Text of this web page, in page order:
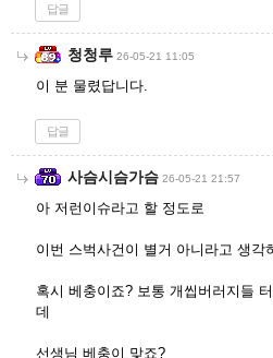
답글
청청루 26-05-21 11:05
이 분 물렸답니다.
답글
사슴시슴가슴 26-05-21 21:57
아 저런이슈라고 할 정도로
이번 스벅사건이 별거 아니라고 생각
혹시 베충이죠? 보통 개씹버러지들
데
선생님 베충이 맞죠?